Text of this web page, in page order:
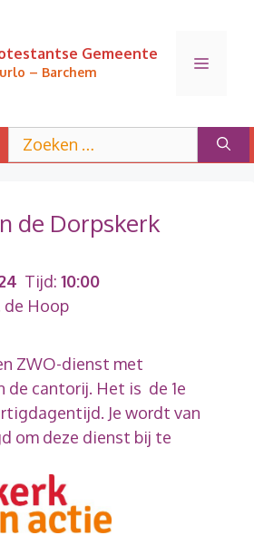
Gemeente
– Barchem
Menu
naar:
de Dorpskerk
Tijd: 10:00
de Hoop
ZWO-dienst met
de cantorij. Het is de 1e
Je wordt van
om deze dienst bij te